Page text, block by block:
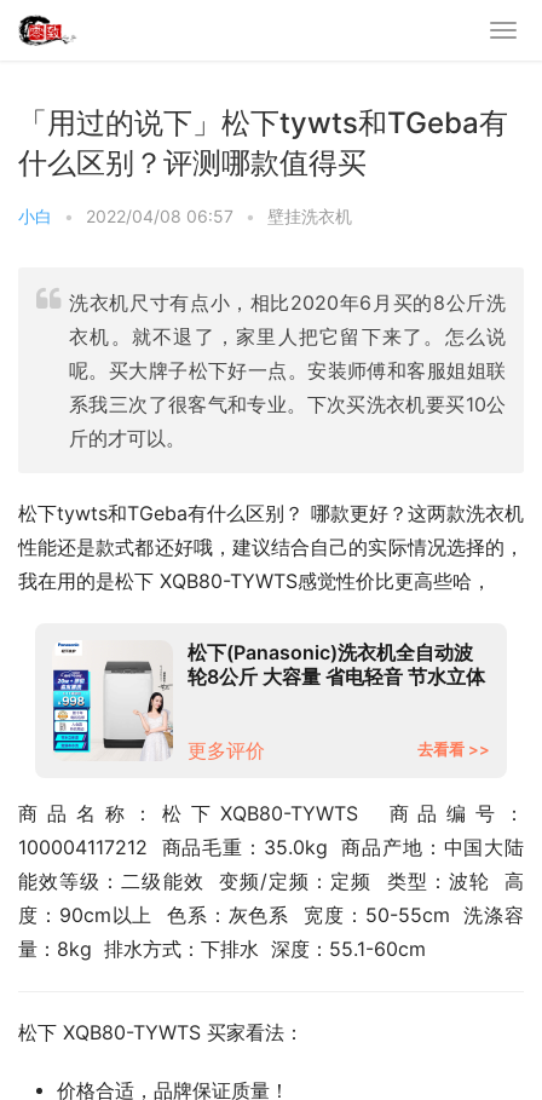
「用过的说下」松下tywts和TGeba有
什么区别？评测哪款值得买
小白 • 2022/04/08 06:57 • 壁挂洗衣机
洗衣机尺寸有点小，相比2020年6月买的8公斤洗
衣机。就不退了，家里人把它留下来了。怎么说
呢。买大牌子松下好一点。安装师傅和客服姐姐联
系我三次了很客气和专业。下次买洗衣机要买10公
斤的才可以。
松下tywts和TGeba有什么区别？ 哪款更好？这两款洗衣机
性能还是款式都还好哦，建议结合自己的实际情况选择的，
我在用的是松下 XQB80-TYWTS感觉性价比更高些哈，
松下(Panasonic)洗衣机全自动波
轮8公斤 大容量 省电轻音 节水立体
更多评价 去看看 >>
商品名称：松下XQB80-TYWTS  商品编号：
100004117212  商品毛重：35.0kg  商品产地：中国大陆
能效等级：二级能效  变频/定频：定频  类型：波轮  高
度：90cm以上  色系：灰色系  宽度：50-55cm  洗涤容
量：8kg  排水方式：下排水  深度：55.1-60cm
松下 XQB80-TYWTS 买家看法：
价格合适，品牌保证质量！